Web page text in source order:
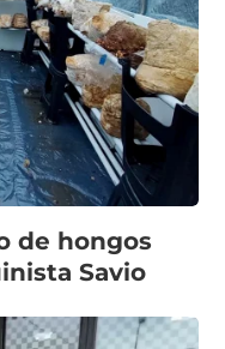
de hongos
Savio